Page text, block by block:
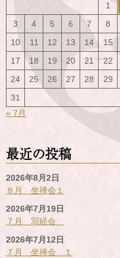
1
3
4 5 6 7 8
10
11 12 13 14 15
17
18 19 20 21 22
24
25 26 27 28 29
31
« 7月
最近の投稿
８月 坐禅会１
2026年8月2日
７月 写経会
2026年7月19日
７月 坐禅会 １
2026年7月12日